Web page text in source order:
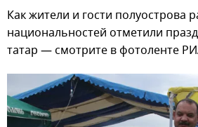
Как жители и гости полуострова
национальностей отметили
татар — смотрите в фотоленте